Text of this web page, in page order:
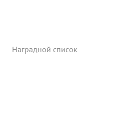
Наградной список